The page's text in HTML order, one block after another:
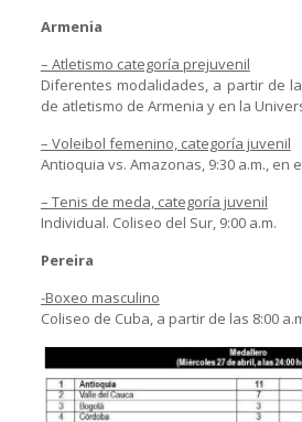
Armenia
– Atletismo categoría prejuvenil
Diferentes modalidades, a partir de
de atletismo de Armenia y en la
– Voleibol femenino, categoría juvenil
Antioquia vs. Amazonas, 9:30 a.m., en
– Tenis de meda, categoría juvenil
Individual. Coliseo del Sur, 9:00 a.m.
Pereira
-Boxeo masculino
Coliseo de Cuba, a partir de las 8:00